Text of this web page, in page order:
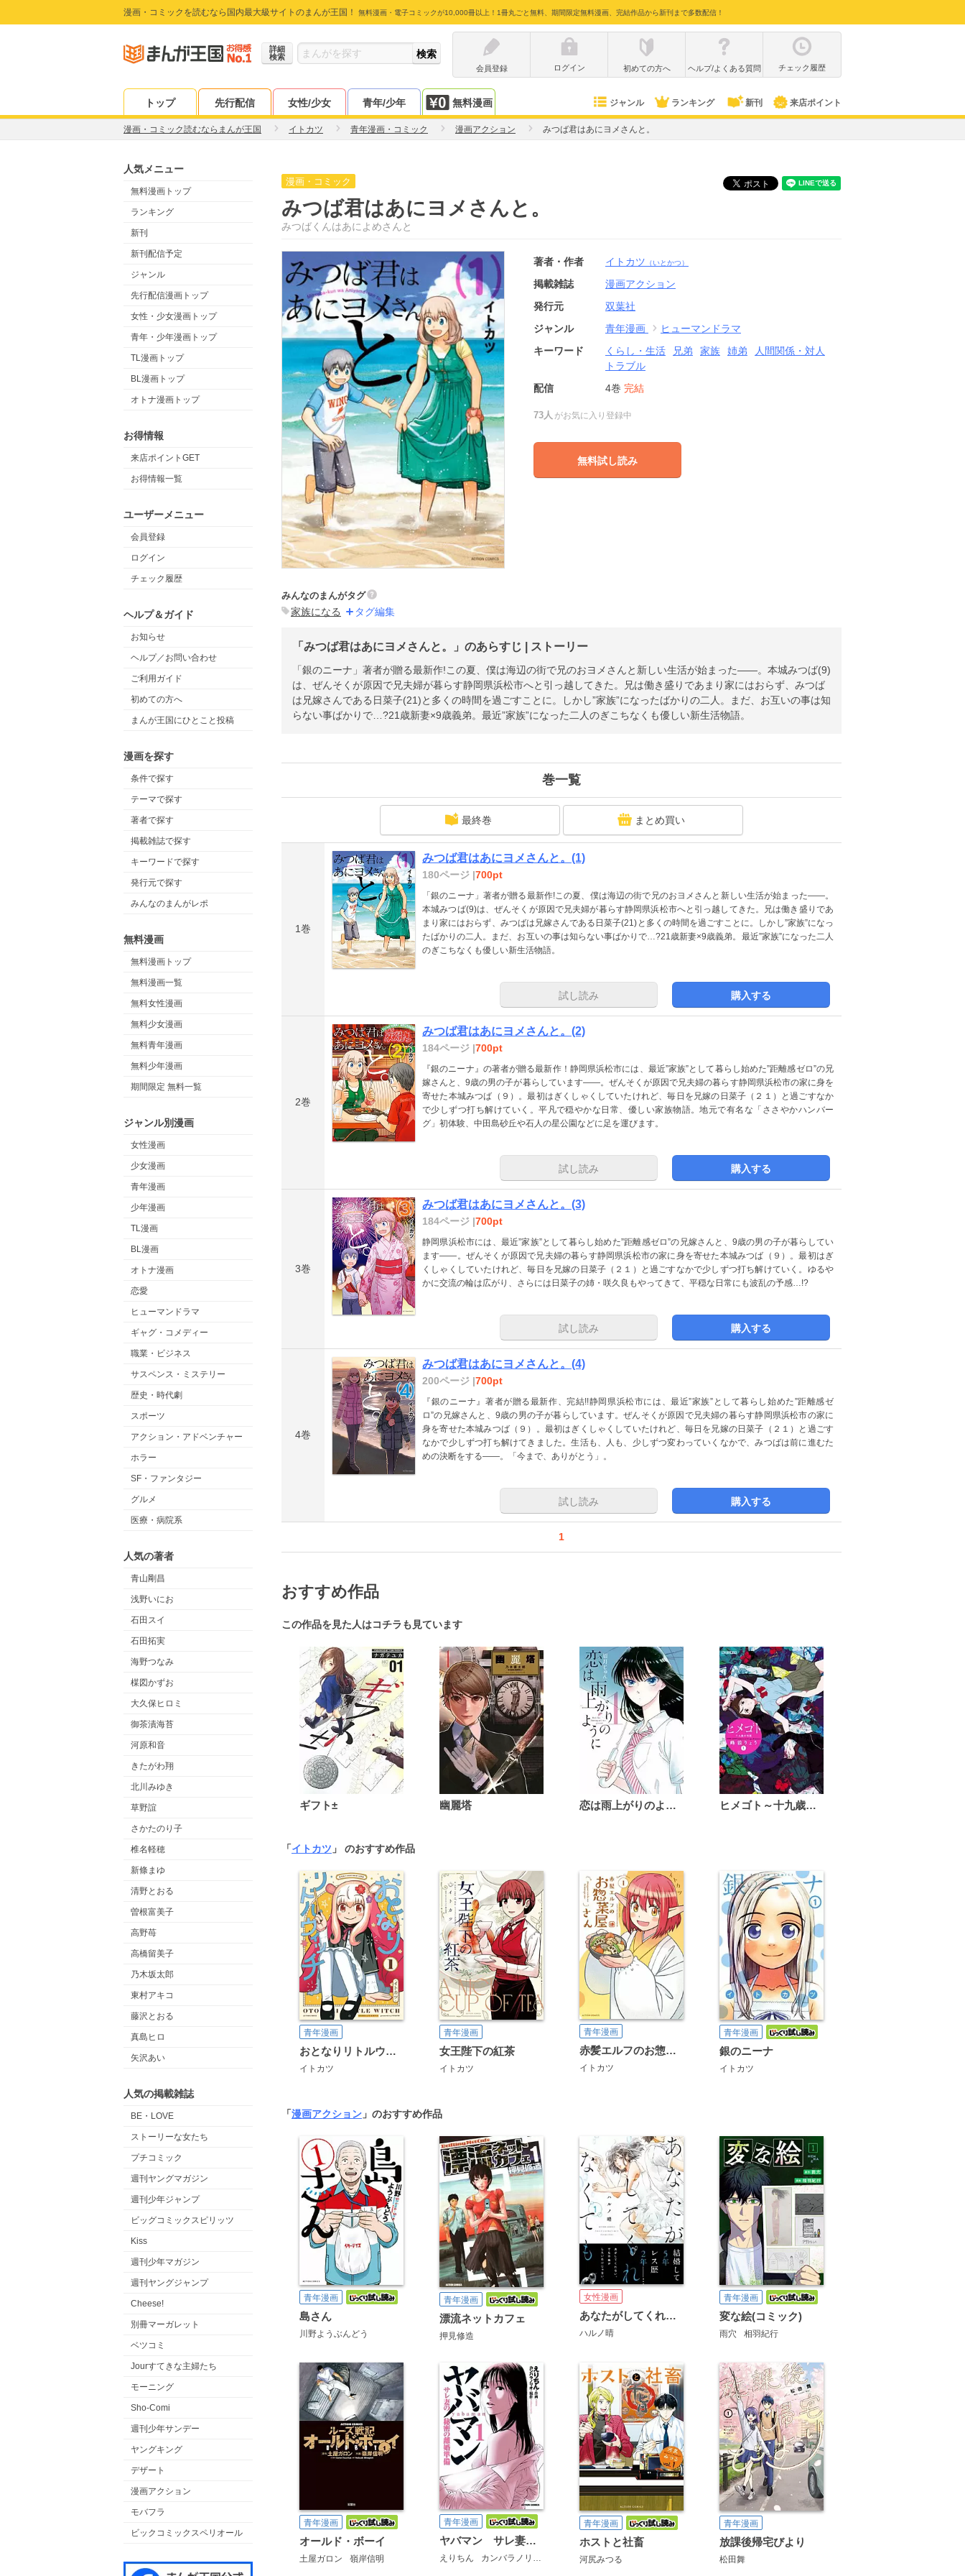
漫画・コミックを読むなら国内最大級サイトのまんが王国！ 無料漫画・電子コミックが10,000冊以上！1冊丸ごと無料、期間限定無料漫画、完結作品から新刊まで多数配信！
詳細
検索
会員登録
ログイン 初めての方へ ヘルプ/よくある質問 チェック履歴
トップ 先行配信 女性/少女 青年/少年 無料漫画 ジャンル ランキング 新刊 来店ポイント
漫画・コミック読むならまんが王国 イトカツ 青年漫画・コミック 漫画アクション みつば君はあにヨメさんと。
人気メニュー
無料漫画トップ
ランキング
新刊
新刊配信予定
ジャンル
先行配信漫画トップ
女性・少女漫画トップ
青年・少年漫画トップ
TL漫画トップ
BL漫画トップ
オトナ漫画トップ
お得情報
来店ポイントGET
お得情報一覧
ユーザーメニュー
会員登録
ログイン
チェック履歴
ヘルプ＆ガイド
お知らせ
ヘルプ／お問い合わせ
ご利用ガイド
初めての方へ
まんが王国にひとこと投稿
漫画を探す
条件で探す
テーマで探す
著者で探す
掲載雑誌で探す
キーワードで探す
発行元で探す
みんなのまんがレポ
無料漫画
無料漫画トップ
無料漫画一覧
無料女性漫画
無料少女漫画
無料青年漫画
無料少年漫画
期間限定 無料一覧
ジャンル別漫画
女性漫画
少女漫画
青年漫画
少年漫画
TL漫画
BL漫画
オトナ漫画
恋愛
ヒューマンドラマ
ギャグ・コメディー
職業・ビジネス
サスペンス・ミステリー
歴史・時代劇
スポーツ
アクション・アドベンチャー
ホラー
SF・ファンタジー
グルメ
医療・病院系
人気の著者
青山剛昌
浅野いにお
石田スイ
石田拓実
海野つなみ
楳図かずお
大久保ヒロミ
御茶漬海苔
河原和音
きたがわ翔
北川みゆき
草野誼
さかたのり子
椎名軽穂
新條まゆ
清野とおる
曽根富美子
高野苺
高橋留美子
乃木坂太郎
東村アキコ
藤沢とおる
真島ヒロ
矢沢あい
人気の掲載雑誌
BE・LOVE
ストーリーな女たち
プチコミック
週刊ヤングマガジン
週刊少年ジャンプ
ビッグコミックスピリッツ
Kiss
週刊少年マガジン
週刊ヤングジャンプ
Cheese!
別冊マーガレット
ベツコミ
Jourすてきな主婦たち
モーニング
Sho-Comi
週刊少年サンデー
ヤングキング
デザート
漫画アクション
モバフラ
ビックコミックスペリオール
漫画・コミック
みつば君はあにヨメさんと。
みつばくんはあによめさんと
著者・作者 イトカツ （いとかつ）
掲載雑誌
漫画アクション
発行元
双葉社
ジャンル
青年漫画
ヒューマンドラマ
キーワード
くらし・生活 兄弟 家族 姉弟
人間関係・対人
トラブル
配信
4巻 完結
73人 がお気に入り登録中
無料試し読み
みんなのまんがタグ
家族になる タグ編集
「みつば君はあにヨメさんと。」のあらすじ | ストーリー
「銀のニーナ」著者が贈る最新作!この夏、僕は海辺の街で兄のおヨメさんと新しい生活が始まった――。本城みつば(9)
は、ぜんそくが原因で兄夫婦が暮らす静岡県浜松市へと引っ越してきた。兄は働き盛りであまり家にはおらず、みつば
は兄嫁さんである日菜子(21)と多くの時間を過ごすことに。しかし”家族”になったばかりの二人。まだ、お互いの事は知
らない事ばかりで…?21歳新妻×9歳義弟。最近”家族”になった二人のぎこちなくも優しい新生活物語。
巻一覧
最終巻 まとめ買い
1巻
みつば君はあにヨメさんと。(1)
180ページ |700pt
「銀のニーナ」著者が贈る最新作!この夏、僕は海辺の街で兄のおヨメさんと新しい生活が始まった――。
本城みつば(9)は、ぜんそくが原因で兄夫婦が暮らす静岡県浜松市へと引っ越してきた。兄は働き盛りであ
まり家にはおらず、みつばは兄嫁さんである日菜子(21)と多くの時間を過ごすことに。しかし”家族”になっ
たばかりの二人。まだ、お互いの事は知らない事ばかりで…?21歳新妻×9歳義弟。最近”家族”になった二人
のぎこちなくも優しい新生活物語。
試し読み 購入する
2巻
みつば君はあにヨメさんと。(2)
184ページ |700pt
『銀のニーナ』の著者が贈る最新作！静岡県浜松市には、最近”家族”として暮らし始めた”距離感ゼロ”の兄
嫁さんと、9歳の男の子が暮らしています――。ぜんそくが原因で兄夫婦の暮らす静岡県浜松市の家に身を
寄せた本城みつば（９）。最初はぎくしゃくしていたけれど、毎日を兄嫁の日菜子（２１）と過ごすなか
で少しずつ打ち解けていく。平凡で穏やかな日常、優しい家族物語。地元で有名な「ささやかハンバー
グ」初体験、中田島砂丘や石人の星公園などに足を運びます。
試し読み 購入する
3巻
みつば君はあにヨメさんと。(3)
184ページ |700pt
静岡県浜松市には、最近”家族”として暮らし始めた”距離感ゼロ”の兄嫁さんと、9歳の男の子が暮らしてい
ます――。ぜんそくが原因で兄夫婦の暮らす静岡県浜松市の家に身を寄せた本城みつば（９）。最初はぎ
くしゃくしていたけれど、毎日を兄嫁の日菜子（２１）と過ごすなかで少しずつ打ち解けていく。ゆるや
かに交流の輪は広がり、さらには日菜子の姉・咲久良もやってきて、平穏な日常にも波乱の予感…!?
試し読み 購入する
4巻
みつば君はあにヨメさんと。(4)
200ページ |700pt
『銀のニーナ』著者が贈る最新作、完結!!静岡県浜松市には、最近”家族”として暮らし始めた”距離感ゼ
ロ”の兄嫁さんと、9歳の男の子が暮らしています。ぜんそくが原因で兄夫婦の暮らす静岡県浜松市の家に
身を寄せた本城みつば（９）。最初はぎくしゃくしていたけれど、毎日を兄嫁の日菜子（２１）と過ごす
なかで少しずつ打ち解けてきました。生活も、人も、少しずつ変わっていくなかで、みつばは前に進むた
めの決断をする――。「今まで、ありがとう」。
試し読み 購入する
1
おすすめ作品
この作品を見た人はコチラも見ています
ギフト± 幽麗塔 恋は雨上がりのように ヒメゴト～十九歳の制服～
「イトカツ 」 のおすすめ作品
青年漫画
おとなりリトルウィッチ
イトカツ
青年漫画
女王陛下の紅茶
イトカツ
青年漫画
赤髪エルフのお惣菜屋さん
イトカツ
青年漫画
銀のニーナ
イトカツ
「漫画アクション 」のおすすめ作品
青年漫画
島さん
川野ようぶんどう
青年漫画
漂流ネットカフェ
押見修造
女性漫画
あなたがしてくれなくても
ハルノ晴
青年漫画
変な絵(コミック)
雨穴 相羽紀行
青年漫画
オールド・ボーイ
土屋ガロン 嶺岸信明
青年漫画
ヤバマン サレ妻の秘密の離婚準備
えりちん カンバラノリオ
青年漫画
ホストと社畜
河尻みつる
青年漫画
放課後帰宅びより
松田舞